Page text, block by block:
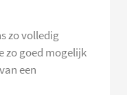
zo volledig
zo goed mogelijk
een